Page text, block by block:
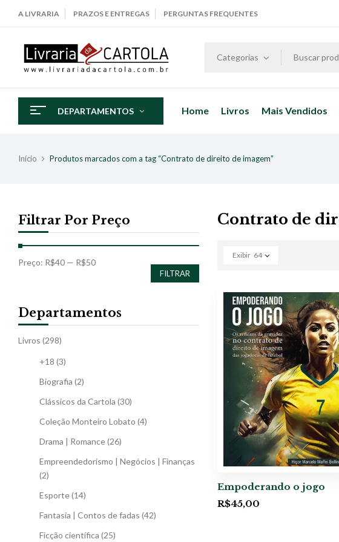
A LIVRARIA PRAZOS E ENTREGAS PERGUNTAS FREQUENTES
Categorias
DEPARTAMENTOS Home Livros Mais Vendidos
Início Produtos marcados com a tag “Contrato de direito de imagem”
Filtrar Por Preço
FILTRAR
Preço: R$40 — R$50
Departamentos
Livros (298)
+18 (3)
Biografia (2)
Clássicos da Cartola (30)
Coleção Monteiro Lobato (4)
Drama | Romance(26)
Empreendedorismo | Negócios | Finanças
(2)
Esporte(14)
Fantasia | Contos de fadas (42)
Ficção científica (25)
Contrato de
Exibir 64
Empoderando o jogo
R$45,00